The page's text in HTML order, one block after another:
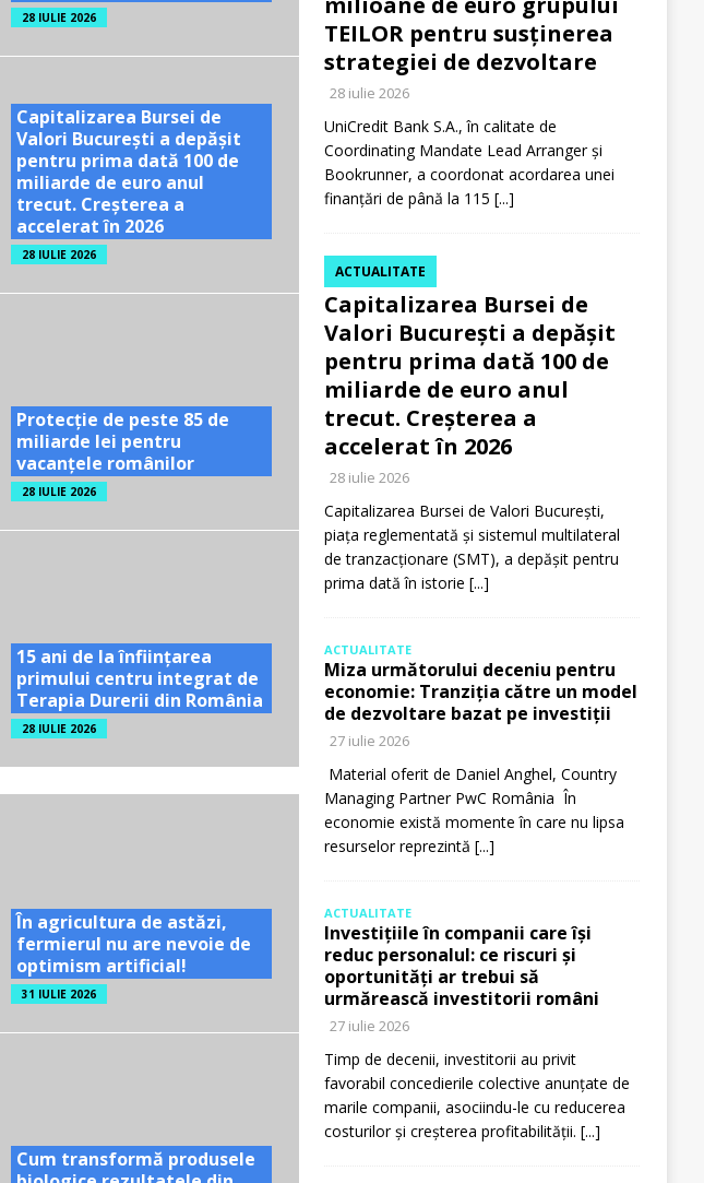
28 IULIE 2026
Capitalizarea Bursei de
Valori București a depășit
pentru prima dată 100 de
miliarde de euro anul
trecut. Creșterea a
accelerat în 2026
28 IULIE 2026
Protecție de peste 85 de
miliarde lei pentru
vacanțele românilor
28 IULIE 2026
15 ani de la înființarea
primului centru integrat de
Terapia Durerii din România
28 IULIE 2026
În agricultura de astăzi,
fermierul nu are nevoie de
optimism artificial!
31 IULIE 2026
Cum transformă produsele
TEILOR pentru susținerea
strategiei de dezvoltare
28 iulie 2026
UniCredit Bank S.A., în calitate de
Coordinating Mandate Lead Arranger și
Bookrunner, a coordonat acordarea unei
finanțări de până la 115 [...]
Capitalizarea Bursei de
Valori București a depășit
pentru prima dată 100 de
miliarde de euro anul
trecut. Creșterea a
accelerat în 2026
ACTUALITATE
28 iulie 2026
Capitalizarea Bursei de Valori București,
piața reglementată și sistemul multilateral
de tranzacționare (SMT), a depășit pentru
prima dată în istorie [...]
ACTUALITATE
Miza următorului deceniu pentru
economie: Tranziția către un model
de dezvoltare bazat pe investiții
27 iulie 2026
Material oferit de Daniel Anghel, Country
Managing Partner PwC România În
economie există momente în care nu lipsa
resurselor reprezintă [...]
ACTUALITATE
Investițiile în companii care își
reduc personalul: ce riscuri și
oportunități ar trebui să
urmărească investitorii români
27 iulie 2026
Timp de decenii, investitorii au privit
favorabil concedierile colective anunțate de
marile companii, asociindu-le cu reducerea
costurilor și creșterea profitabilității. [...]